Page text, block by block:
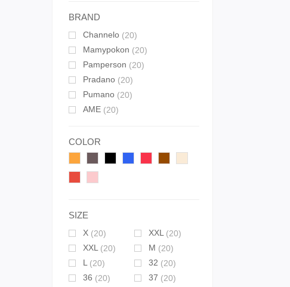
BRAND
Channelo (20)
Mamypokon (20)
Pamperson (20)
Pradano (20)
Pumano (20)
AME (20)
COLOR
SIZE
X (20) XXL (20)
XXL (20) M (20)
L (20) 32 (20)
36 (20) 37 (20)